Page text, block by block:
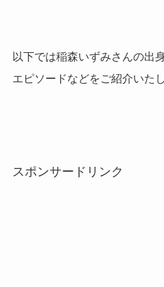
以下では稲森いずみさんの出
エピソードなどをご紹介いた
スポンサードリンク